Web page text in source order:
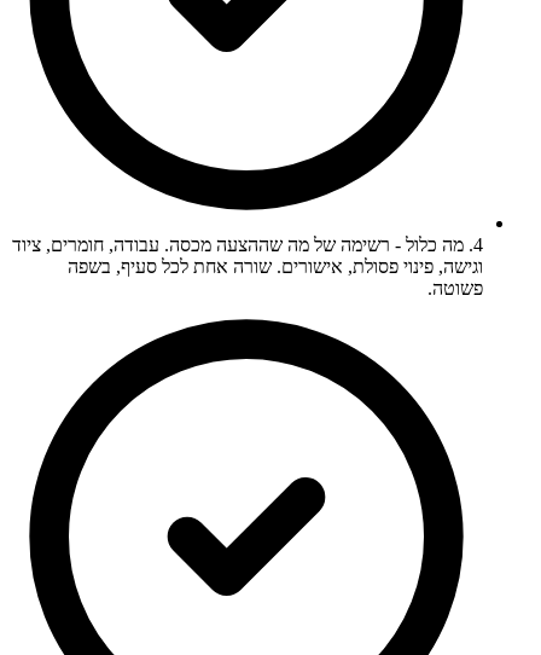
4. מה כלול - רשימה של מה שההצעה מכסה. עבודה, חומרים, ציוד
וגישה, פינוי פסולת, אישורים. שורה אחת לכל סעיף, בשפה
פשוטה.